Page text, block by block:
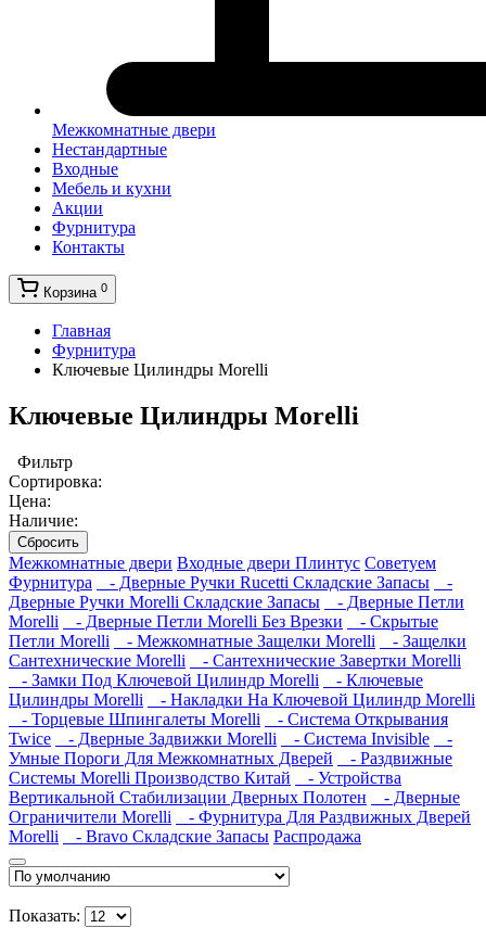
Межкомнатные двери
Нестандартные
Входные
Мебель и кухни
Акции
Фурнитура
Контакты
Корзина 0
Главная
Фурнитура
Ключевые Цилиндры Morelli
Ключевые Цилиндры Morelli
Фильтр
Сортировка:
Цена:
Наличие:
Сбросить
Межкомнатные двери Входные двери Плинтус Советуем
Фурнитура
- Дверные Ручки Rucetti Складские Запасы
-
Дверные Ручки Morelli Складские Запасы
- Дверные Петли
Morelli
- Дверные Петли Morelli Без Врезки
- Скрытые
Петли Morelli
- Межкомнатные Защелки Morelli
- Защелки
Сантехнические Morelli
- Сантехнические Завертки Morelli
- Замки Под Ключевой Цилиндр Morelli
- Ключевые
Цилиндры Morelli
- Накладки На Ключевой Цилиндр Morelli
- Торцевые Шпингалеты Morelli
- Система Открывания
Twice
- Дверные Задвижки Morelli - Система Invisible
-
Умные Пороги Для Межкомнатных Дверей
- Раздвижные
Системы Morelli Производство Китай
- Устройства
Вертикальной Стабилизации Дверных Полотен
- Дверные
Ограничители Morelli
- Фурнитура Для Раздвижных Дверей
Morelli
- Bravo Складские Запасы Распродажа
Показать: